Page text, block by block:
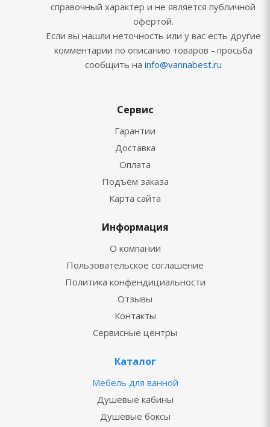
справочный характер и не является публичной
офертой.
Если вы нашли неточность или у вас есть другие
комментарии по описанию товаров - просьба
сообщить на info@vannabest.ru
Сервис
Гарантии
Доставка
Оплата
Подъём заказа
Карта сайта
Информация
О компании
Пользовательское соглашение
Политика конфендициальности
Отзывы
Контакты
Сервисные центры
Каталог
Мебель для ванной
Душевые кабины
Душевые боксы